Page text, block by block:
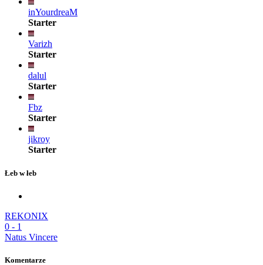
inYourdreaM
Starter
Varizh
Starter
dalul
Starter
Fbz
Starter
jikroy
Starter
Łeb w łeb
REKONIX
0 - 1
Natus Vincere
Komentarze